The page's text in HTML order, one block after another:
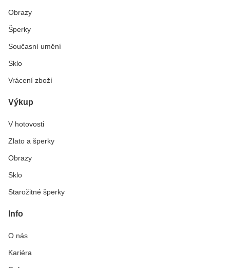
Obrazy
Šperky
Současní umění
Sklo
Vrácení zboží
Výkup
V hotovosti
Zlato a šperky
Obrazy
Sklo
Starožitné šperky
Info
O nás
Kariéra